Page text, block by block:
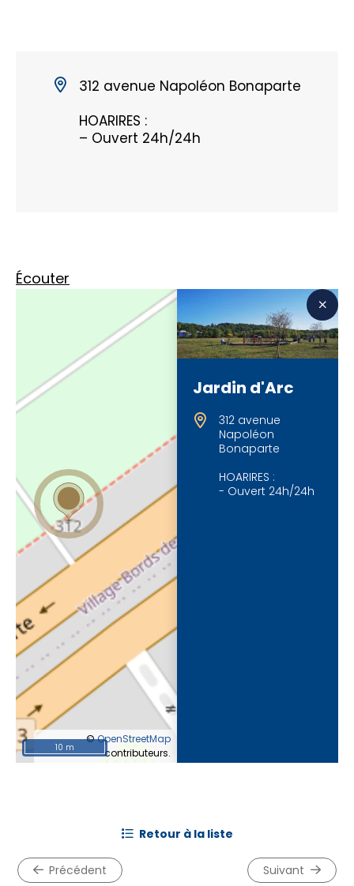
312 avenue Napoléon Bonaparte
HOARIRES :
– Ouvert 24h/24h
Écouter
©OpenStreetMap
contributeurs.
10 m
Jardin d'Arc
312 avenue
Napoléon
Bonaparte
HOARIRES :
- Ouvert 24h/24h
précédent
retour à la liste
suivant